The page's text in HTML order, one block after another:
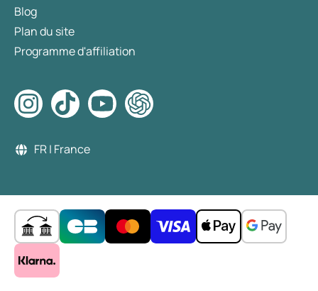
Blog
Plan du site
Programme d'affiliation
FR | France